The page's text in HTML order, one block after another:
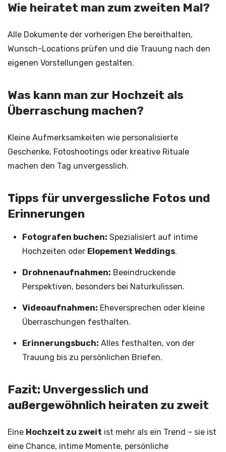
Wie heiratet man zum zweiten Mal?
Alle Dokumente der vorherigen Ehe bereithalten,
Wunsch-Locations prüfen und die Trauung nach den
eigenen Vorstellungen gestalten.
Was kann man zur Hochzeit als
Überraschung machen?
Kleine Aufmerksamkeiten wie personalisierte
Geschenke, Fotoshootings oder kreative Rituale
machen den Tag unvergesslich.
Tipps für unvergessliche Fotos und
Erinnerungen
Fotografen buchen: Spezialisiert auf intime
Hochzeiten oder Elopement Weddings.
Drohnenaufnahmen: Beeindruckende
Perspektiven, besonders bei Naturkulissen.
Videoaufnahmen: Eheversprechen oder kleine
Überraschungen festhalten.
Erinnerungsbuch: Alles festhalten, von der
Trauung bis zu persönlichen Briefen.
Fazit: Unvergesslich und
außergewöhnlich heiraten zu zweit
Eine Hochzeit zu zweit ist mehr als ein Trend – sie ist
eine Chance, intime Momente, persönliche